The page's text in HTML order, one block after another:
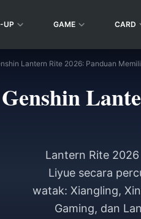
UP GAME CARD
Genshin
Lantern Rite
Liyue secara
watak: Xiangling,
Gaming, dan